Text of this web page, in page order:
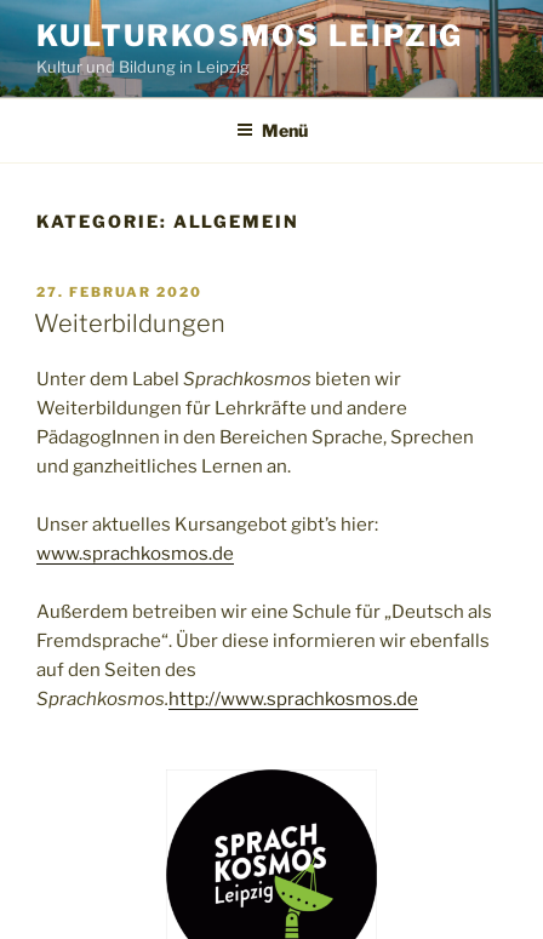
Zum
Inhalt
springen
KULTURKOSMOS LEIPZIG
Kultur und Bildung in Leipzig
Menü
KATEGORIE: ALLGEMEIN
VERÖFFENTLICHT
AM
27. FEBRUAR 2020
Weiterbildungen
Unter dem Label Sprachkosmos bieten wir
Weiterbildungen für Lehrkräfte und andere
PädagogInnen in den Bereichen Sprache, Sprechen
und ganzheitliches Lernen an.
Unser aktuelles Kursangebot gibt’s hier:
www.sprachkosmos.de
Außerdem betreiben wir eine Schule für „Deutsch als
Fremdsprache“. Über diese informieren wir ebenfalls
auf den Seiten des
Sprachkosmos.http://www.sprachkosmos.de